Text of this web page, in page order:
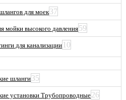
для моек37
мойки высокого давления59
для канализации 10
шланги35
установки Трубопроводные26